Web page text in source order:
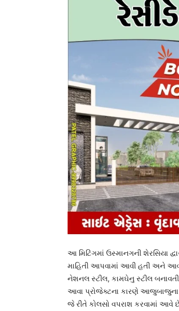
આ મિટિંગમાં ઉસ્માનગની શેરસિયા
માહિતી આપવામાં આવી હતી અને
નેશનલ સ્ટીલ, કામઘેનુ સ્ટીલ
આવા પ્રોજેક્ટના કારણે આજુબાજુના
જે રીતે કોલસો વપરાશ કરવામાં આવે